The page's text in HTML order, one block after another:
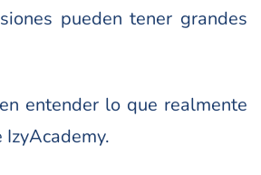
pueden tener grandes
entender lo que realmente
IzyAcademy.